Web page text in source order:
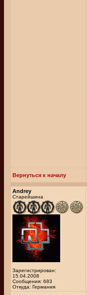
Вернуться к началу
Andrey
Старейшина
Зарегистрирован:
15.04.2008
Сообщения: 683
Откуда: Германия